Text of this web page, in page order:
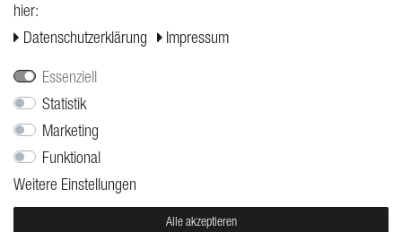
Widerrufs­formular
Jobs
hier:
Daten­schutz­erklärung
Impressum
Essenziell
Statistik
Marketing
Funktional
Weitere Einstellungen
Alle akzeptieren